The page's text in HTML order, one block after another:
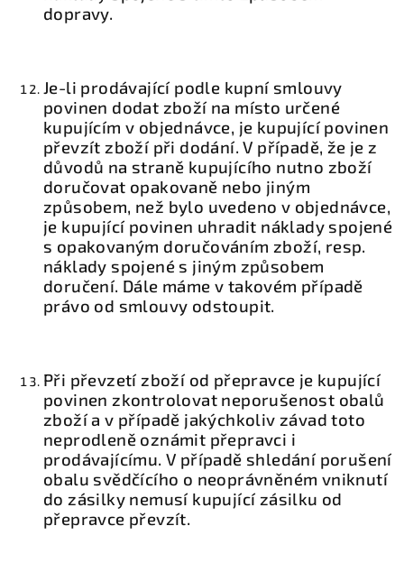
dopravy.
Je-li prodávající podle kupní smlouvy
povinen dodat zboží na místo určené
kupujícím v objednávce, je kupující povinen
převzít zboží při dodání. V případě, že je z
důvodů na straně kupujícího nutno zboží
doručovat opakovaně nebo jiným
způsobem, než bylo uvedeno v objednávce,
je kupující povinen uhradit náklady spojené
s opakovaným doručováním zboží, resp.
náklady spojené s jiným způsobem
doručení. Dále máme v takovém případě
právo od smlouvy odstoupit.
Při převzetí zboží od přepravce je kupující
povinen zkontrolovat neporušenost obalů
zboží a v případě jakýchkoliv závad toto
neprodleně oznámit přepravci i
prodávajícímu. V případě shledání porušení
obalu svědčícího o neoprávněném vniknutí
do zásilky nemusí kupující zásilku od
přepravce převzít.